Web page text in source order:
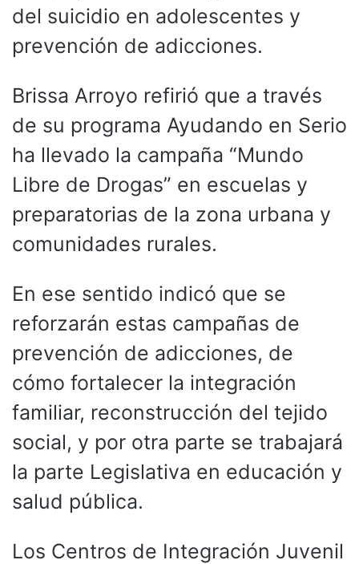
del suicidio en adolescentes y
prevención de adicciones.
Brissa Arroyo refirió que a través
de su programa Ayudando en Serio
ha llevado la campaña “Mundo
Libre de Drogas” en escuelas y
preparatorias de la zona urbana y
comunidades rurales.
En ese sentido indicó que se
reforzarán estas campañas de
prevención de adicciones, de
cómo fortalecer la integración
familiar, reconstrucción del tejido
social, y por otra parte se trabajará
la parte Legislativa en educación y
salud pública.
Los Centros de Integración Juvenil